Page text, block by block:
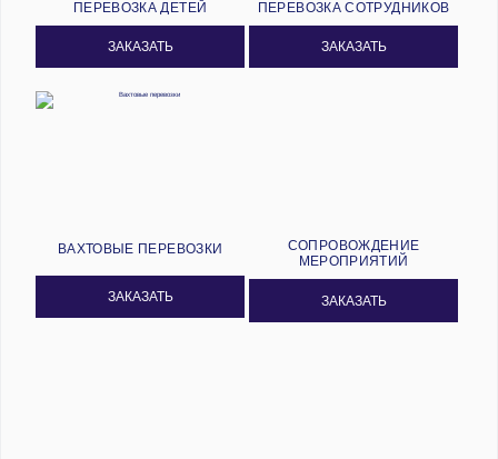
ПЕРЕВОЗКА ДЕТЕЙ
ЗАКАЗАТЬ
ПЕРЕВОЗКА СОТРУДНИКОВ
ЗАКАЗАТЬ
ВАХТОВЫЕ ПЕРЕВОЗКИ
ЗАКАЗАТЬ
СОПРОВОЖДЕНИЕ
МЕРОПРИЯТИЙ
ЗАКАЗАТЬ